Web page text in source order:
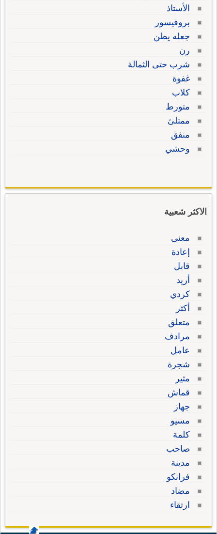
الأستاذ
بروفيسور
جعله يطن
رن
شرب حتى الثمالة
غفوة
كلاب
متورط
ممتلئ
منفق
وحشي
الاكثر شعبية
معنى
إعادة
قابل
أريد
كردي
أكثر
متعلق
مرادف
عامل
شجرة
مثير
قماش
جهاز
مسيو
كلمة
صاحب
مدينة
فرانكو
مضاد
ارتقاء